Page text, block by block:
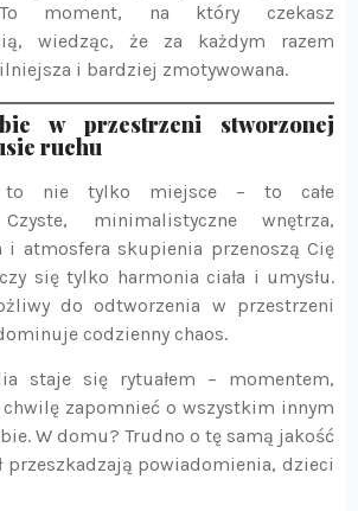
To moment, na który czekasz
wiedząc, że za każdym razem
i bardziej zmotywowana.
w przestrzeni stworzonej
ruchu
to nie tylko miejsce – to całe
Czyste, minimalistyczne wnętrza,
i atmosfera skupienia przenoszą Cię
się tylko harmonia ciała i umysłu.
do odtworzenia w przestrzeni
codzienny chaos.
staje się rytuałem – momentem,
zapomnieć o wszystkim innym
W domu? Trudno o tę samą jakość
przeszkadzają powiadomienia, dzieci